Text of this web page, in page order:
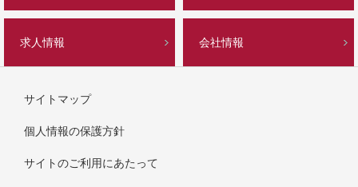
求人情報 会社情報
サイトマップ
個人情報の保護方針
サイトのご利用にあたって